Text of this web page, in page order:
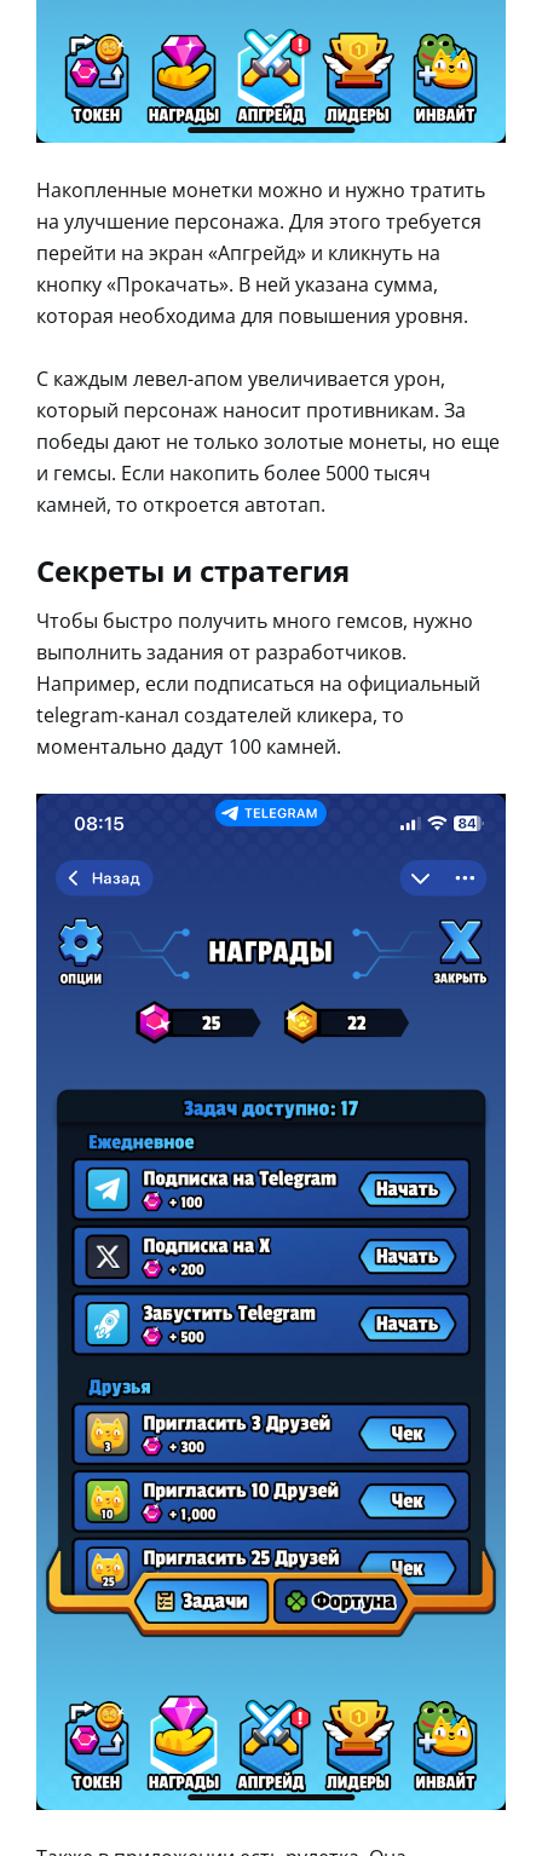
Накопленные монетки можно и нужно тратить
на улучшение персонажа. Для этого требуется
перейти на экран «Апгрейд» и кликнуть на
кнопку «Прокачать». В ней указана сумма,
которая необходима для повышения уровня.
С каждым левел-апом увеличивается урон,
который персонаж наносит противникам. За
победы дают не только золотые монеты, но еще
и гемсы. Если накопить более 5000 тысяч
камней, то откроется автотап.
Секреты и стратегия
Чтобы быстро получить много гемсов, нужно
выполнить задания от разработчиков.
Например, если подписаться на официальный
telegram-канал создателей кликера, то
моментально дадут 100 камней.